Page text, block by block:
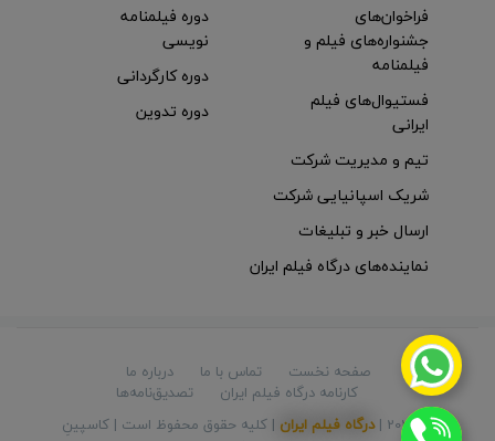
فراخوان‌های
جشنواره‌های فیلم و
فیلمنامه
فستیوال‌های فیلم
ایرانی
دوره فیلمنامه
نویسی
دوره کارگردانی
دوره تدوین
تیم و مدیریت شرکت
شریک اسپانیایی شرکت
ارسال خبر و تبلیغات
نماینده‌های درگاه فیلم ایران
صفحه نخست تماس با ما
درباره ما
کارنامه درگاه فیلم ایران
تصدیق‌نامه‌ها
© 2026 |
درگاه فیلم ایران | کلیه حقوق محفوظ است | کاسپینِ